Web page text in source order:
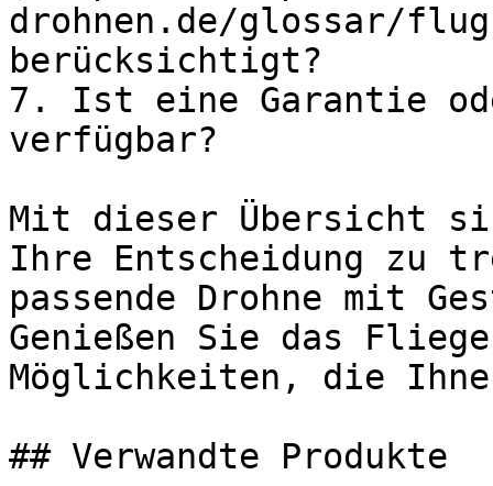
drohnen.de/glossar/
berücksichtigt?
7. Ist eine Garantie
verfügbar?
Mit dieser Übersicht
Ihre Entscheidung zu
passende Drohne mit
Genießen Sie das
Möglichkeiten, die
## Verwandte Produkte